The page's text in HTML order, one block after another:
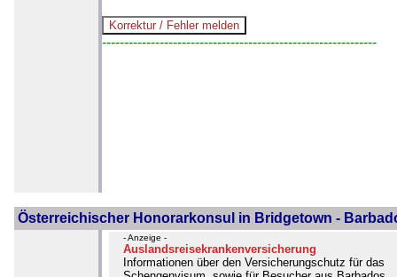
--------------------------------------------------------------
Österreichischer Honorarkonsul in Bridgetown -
- Anzeige -
Auslandsreisekrankenversicherung
Informationen über den Versicherungschutz für das